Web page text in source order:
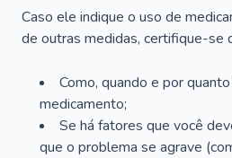
Caso ele indique o uso de
de outras medidas, certifique-se
Como, quando e por
medicamento;
Se há fatores que você
que o problema se agrave